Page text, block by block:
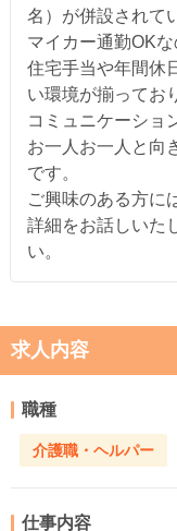
名）が併設されて
マイカー通勤OK
住宅手当や年間休
い環境が揃ってお
コミュニケーショ
お一人お一人と向
です。
ご興味のある方に
詳細をお話しいた
い。
求人内容
職種
介護職・ヘルパー
仕事内容